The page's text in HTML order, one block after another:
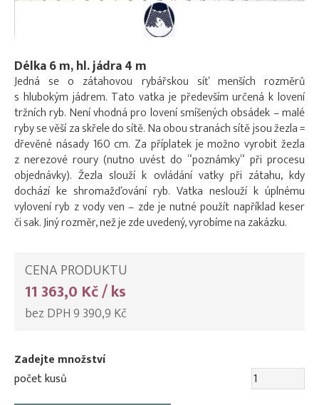
Délka 6 m, hl. jádra 4 m
Jedná se o zátahovou rybářskou síť menších rozměrů
s hlubokým jádrem. Tato vatka je především určená k lovení
tržních ryb. Není vhodná pro lovení smíšených obsádek – malé
ryby se věší za skřele do sítě. Na obou stranách sítě jsou žezla =
dřevěné násady 160 cm. Za příplatek je možno vyrobit žezla
z nerezové roury (nutno uvést do “poznámky“ při procesu
objednávky). Žezla slouží k ovládání vatky při zátahu, kdy
dochází ke shromažďování ryb. Vatka neslouží k úplnému
vylovení ryb z vody ven – zde je nutné použít například keser
či sak. Jiný rozměr, než je zde uvedený, vyrobíme na zakázku.
CENA PRODUKTU
11 363,0 Kč / ks
bez DPH 9 390,9 Kč
Zadejte množství
počet kusů